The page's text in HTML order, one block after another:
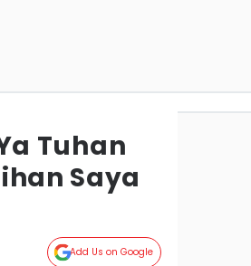
Tuhan
Saya
Add Us on Google